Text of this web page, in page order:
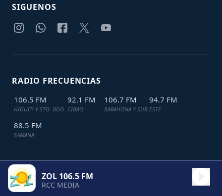
SIGUENOS
RADIO FRECUENCIAS
106.5 FM
HIGUEY Y STO. DGO.
92.1 FM
CIBAO
106.7 FM
BARAHONA Y SUR
94.7 FM
ESTE
88.5 FM
SAMANA
TODOS LOS DERECHOS RESERVADOS © 2024
ZOL 106.5 FM
RCC MEDIA